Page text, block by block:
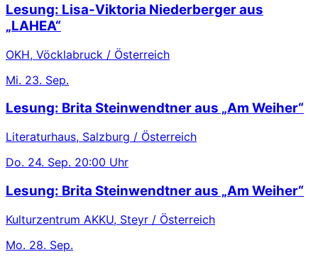
Lesung: Lisa-Viktoria Niederberger aus
„LAHEA“
OKH, Vöcklabruck / Österreich
Mi. 23. Sep.
Lesung: Brita Steinwendtner aus „Am Weiher“
Literaturhaus, Salzburg / Österreich
Do. 24. Sep. 20:00 Uhr
Lesung: Brita Steinwendtner aus „Am Weiher“
Kulturzentrum AKKU, Steyr / Österreich
Mo. 28. Sep.